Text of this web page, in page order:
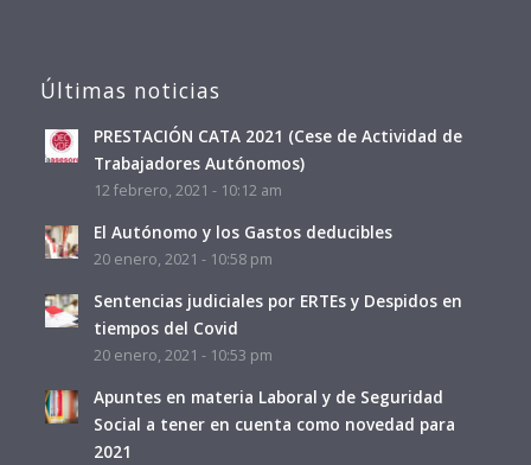
Últimas noticias
PRESTACIÓN CATA 2021 (Cese de Actividad de
Trabajadores Autónomos)
12 febrero, 2021 - 10:12 am
El Autónomo y los Gastos deducibles
20 enero, 2021 - 10:58 pm
Sentencias judiciales por ERTEs y Despidos en
tiempos del Covid
20 enero, 2021 - 10:53 pm
Apuntes en materia Laboral y de Seguridad
Social a tener en cuenta como novedad para
2021